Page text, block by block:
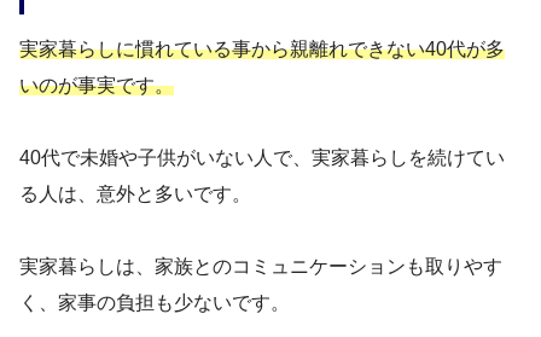
実家暮らしに慣れている事から親離れできない40代が多
いのが事実です。
40代で未婚や子供がいない人で、実家暮らしを続けてい
る人は、意外と多いです。
実家暮らしは、家族とのコミュニケーションも取りやす
く、家事の負担も少ないです。